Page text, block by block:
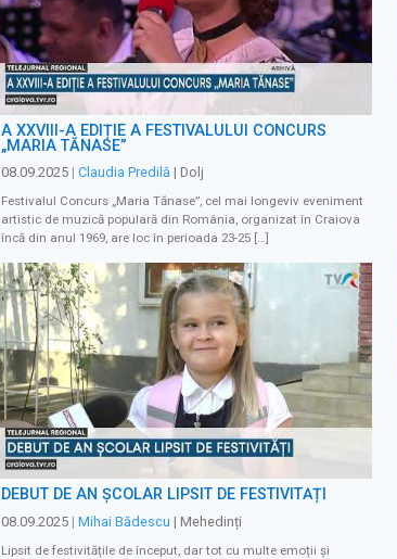
A XXVIII-A EDIȚIE A FESTIVALULUI CONCURS
„MARIA TĂNASE”
08.09.2025 | Claudia Predilă | Dolj
Festivalul Concurs „Maria Tănase”, cel mai longeviv eveniment
artistic de muzică populară din România, organizat în Craiova
încă din anul 1969, are loc în perioada 23-25 […]
DEBUT DE AN ȘCOLAR LIPSIT DE FESTIVITĂȚI
08.09.2025 | Mihai Bădescu | Mehedinți
Lipsit de festivitățile de început, dar tot cu multe emoții și